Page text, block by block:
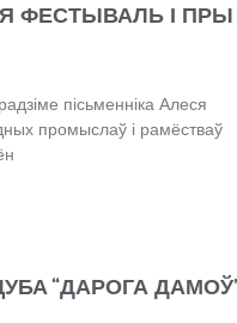
ФЕСТЫВАЛЬ І ПРЫ
пісьменніка Алеся
промыслаў і рамёстваў
“ДАРОГА